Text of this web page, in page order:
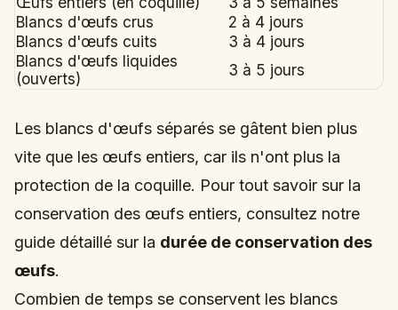
Blancs d'œufs crus
2 à 4 jours
Blancs d'œufs cuits
3 à 4 jours
Blancs d'œufs liquides
(ouverts)
3 à 5 jours
Les blancs d'œufs séparés se gâtent bien plus
vite que les œufs entiers, car ils n'ont plus la
protection de la coquille. Pour tout savoir sur la
conservation des œufs entiers, consultez notre
guide détaillé sur la durée de conservation des
œufs.
Combien de temps se conservent les blancs